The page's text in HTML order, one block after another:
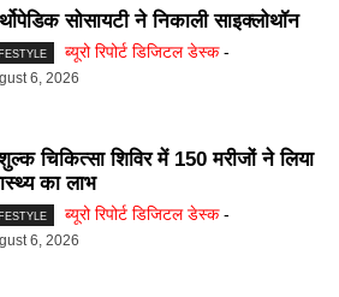
सोसायटी ने निकाली साइक्लोथॉन
ब्यूरो रिपोर्ट डिजिटल डेस्क -
6, 2026
चिकित्सा शिविर में 150 मरीजों ने लिया
का लाभ
ब्यूरो रिपोर्ट डिजिटल डेस्क -
6, 2026